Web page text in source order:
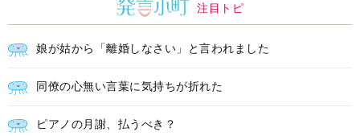
注目トピ
娘が姑から「離婚しなさい」と言われました
同僚の心無い言葉に気持ちが折れた
ピアノの月謝、払うべき？